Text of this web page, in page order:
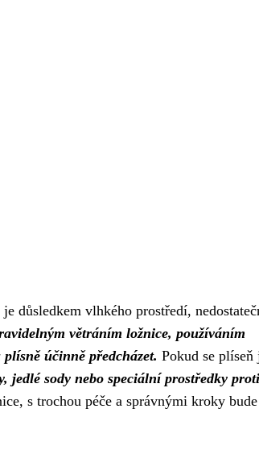
důsledkem vlhkého prostředí,
větráním ložnice, používáním
účinně předcházet. Pokud se plíseň
jedlé sody nebo speciální prostředky proti
s trochou péče a správnými kroky bude